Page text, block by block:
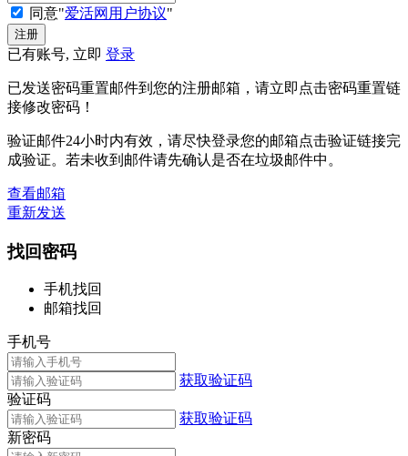
同意"爱活网用户协议"
已有账号, 立即 登录
已发送密码重置邮件到您的注册邮箱，请立即点击密码重置链
接修改密码！
验证邮件24小时内有效，请尽快登录您的邮箱点击验证链接完
成验证。若未收到邮件请先确认是否在垃圾邮件中。
查看邮箱
重新发送
找回密码
手机找回
邮箱找回
手机号
获取验证码
验证码
获取验证码
新密码